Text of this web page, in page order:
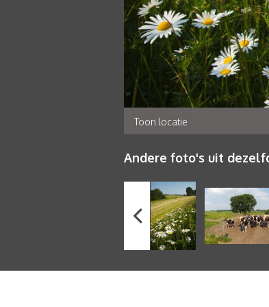
Toon locatie
Andere foto's uit